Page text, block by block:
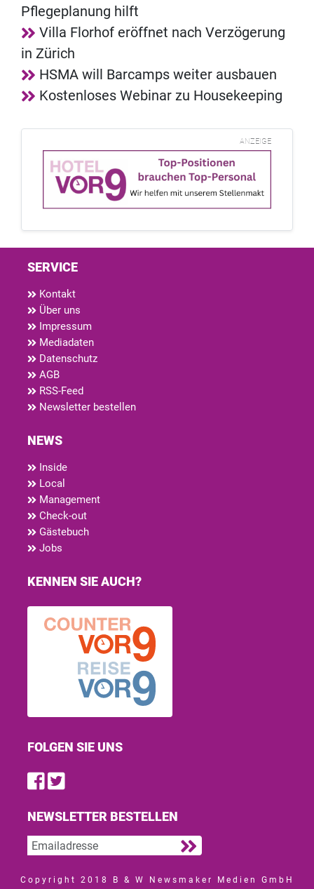
Pflegeplanung hilft
Villa Florhof eröffnet nach Verzögerung
in Zürich
HSMA will Barcamps weiter ausbauen
Kostenloses Webinar zu Housekeeping
ANZEIGE
SERVICE
Kontakt
Über uns
Impressum
Mediadaten
Datenschutz
AGB
RSS-Feed
Newsletter bestellen
NEWS
Inside
Local
Management
Check-out
Gästebuch
Jobs
KENNEN SIE AUCH?
FOLGEN SIE UNS
Find us on Facebook
Follow us on Twitter
NEWSLETTER BESTELLEN
Copyright 2018 B & W Newsmaker Medien GmbH